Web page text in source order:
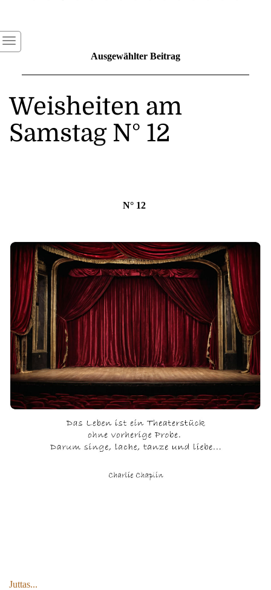
Ausgewählter Beitrag
Weisheiten am
Samstag N° 12
N° 12
Juttas...